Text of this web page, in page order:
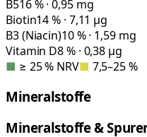
B516 % · 0,95 mg
Biotin14 % · 7,11 µg
B3 (Niacin)10 % · 1,59 mg
Vitamin D8 % · 0,38 µg
■ ≥ 25 % NRV■ 7,5–25 %
Mineralstoffe
Mineralstoffe &